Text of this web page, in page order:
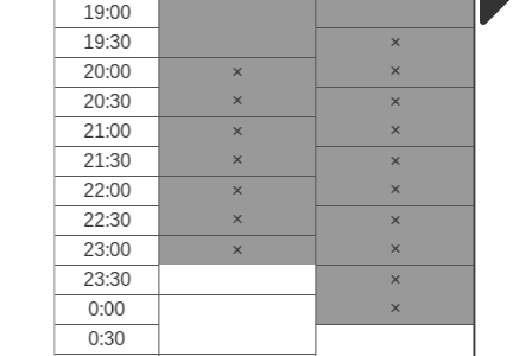
19:00
19:30
×
20:00
×
×
20:30
×
×
21:00
×
×
21:30
×
×
22:00
×
×
22:30
×
×
23:00
×
×
23:30
×
0:00
×
0:30